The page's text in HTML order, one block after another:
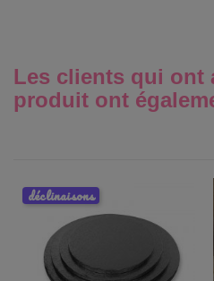
Les clients qui ont
produit ont
déclinaisons